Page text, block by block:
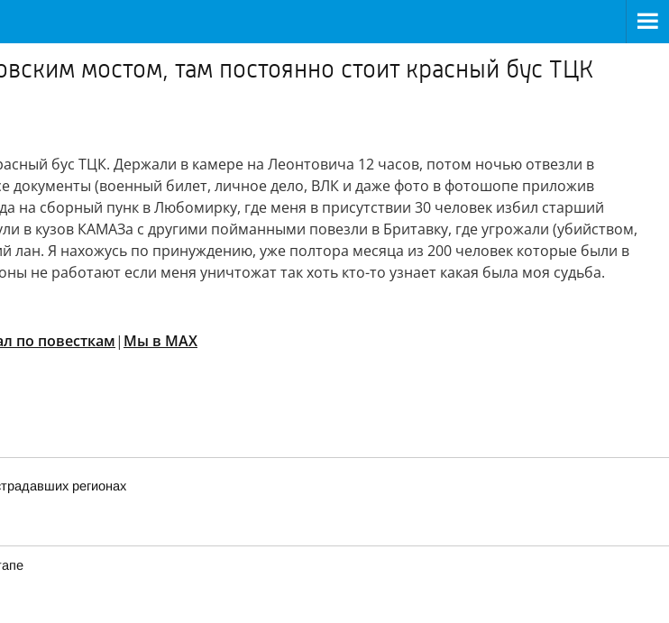
мостом, там постоянно стоит красный бус ТЦК
бус ТЦК. Держали в камере на Леонтовича 12 часов, потом ночью отвезли в
документы (военный билет, личное дело, ВЛК и даже фото в фотошопе приложив
на сборный пунк в Любомирку, где меня в присутствии 30 человек избил старший
в кузов КАМАЗа с другими пойманными повезли в Бритавку, где угрожали (убийством,
Я нахожусь по принуждению, уже полтора месяца из 200 человек которые были в
не работают если меня уничтожат так хоть кто-то узнает какая была моя судьба.
по повесткам| Мы в MAX
регионах